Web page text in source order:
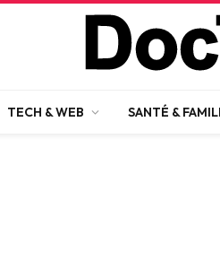
TECH & WEB SANTÉ &